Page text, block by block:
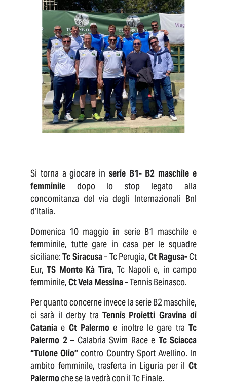
Si torna a giocare in serie B1- B2 maschile e
femminile dopo lo stop legato alla
concomitanza del via degli Internazionali Bnl
d’Italia.
Domenica 10 maggio in serie B1 maschile e
femminile, tutte gare in casa per le squadre
siciliane:Tc Siracusa– Tc Perugia,Ct Ragusa-Ct
Eur,TS Monte Kà Tira, Tc Napoli e, in campo
femminile,Ct Vela Messina– Tennis Beinasco.
Per quanto concerne invece la serie B2 maschile,
ci sarà il derby tra Tennis Proietti Gravina di
Cataniae Ct Palermo e inoltre le gare traTc
Palermo 2– Calabria Swim Race e Tc Sciacca
“Tulone Olio” contro Country Sport Avellino. In
ambito femminile, trasferta in Liguria per il Ct
Palermoche se la vedrà con il Tc Finale.